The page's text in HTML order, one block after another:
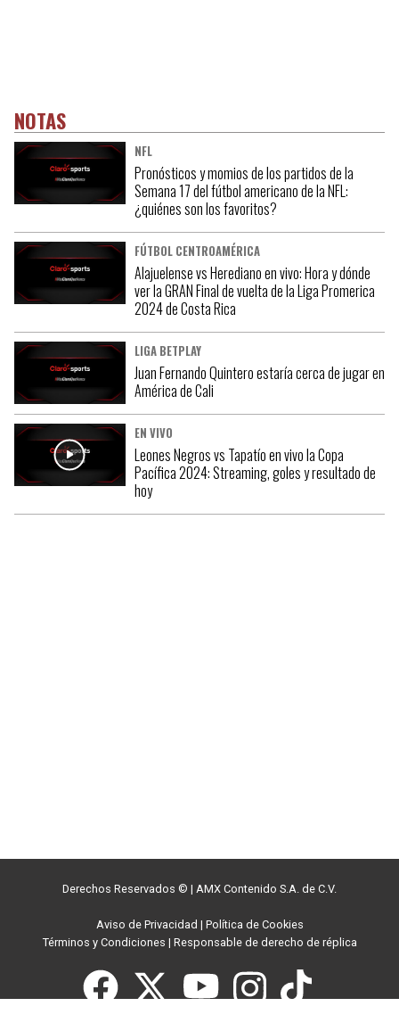
NOTAS
NFL
Pronósticos y momios de los partidos de la
Semana 17 del fútbol americano de la NFL:
¿quiénes son los favoritos?
FÚTBOL CENTROAMÉRICA
Alajuelense vs Herediano en vivo: Hora y dónde
ver la GRAN Final de vuelta de la Liga Promerica
2024 de Costa Rica
LIGA BETPLAY
Juan Fernando Quintero estaría cerca de jugar en
América de Cali
EN VIVO
Leones Negros vs Tapatío en vivo la Copa
Pacífica 2024: Streaming, goles y resultado de
hoy
Derechos Reservados © | AMX Contenido S.A. de C.V.
Aviso de Privacidad | Política de Cookies
Términos y Condiciones | Responsable de derecho de réplica